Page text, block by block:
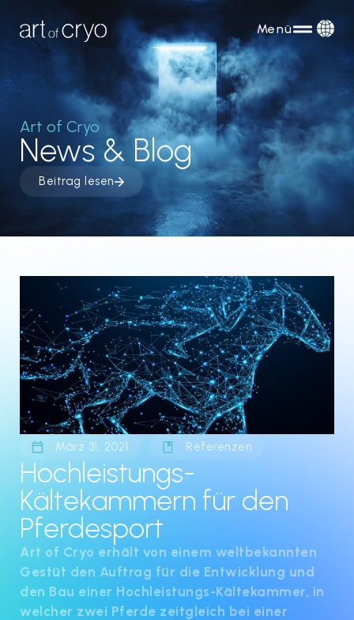
Menü
Art of Cryo
News & Blog
Beitrag lesen
März 31, 2021 Referenzen
Hochleistungs-
Kältekammern für den
Pferdesport
Art of Cryo erhält von einem weltbekannten
Gestüt den Auftrag für die Entwicklung und
den Bau einer Hochleistungs-Kältekammer, in
welcher zwei Pferde zeitgleich bei einer